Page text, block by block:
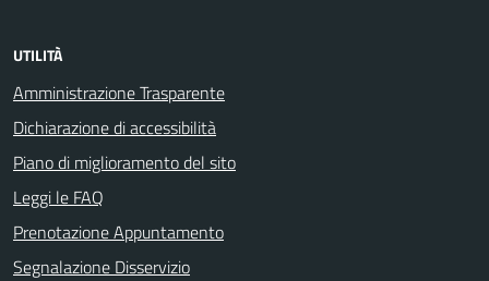
UTILITÀ
Amministrazione Trasparente
Dichiarazione di accessibilità
Piano di miglioramento del sito
Leggi le FAQ
Prenotazione Appuntamento
Segnalazione Disservizio